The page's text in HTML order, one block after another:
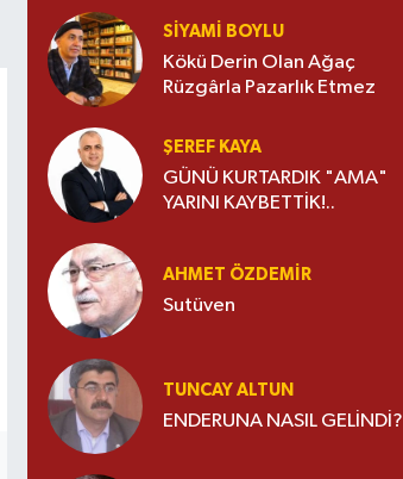
SIYAMI BOYLU
Kökü Derin Olan Ağaç
Rüzgârla Pazarlık Etmez
ŞEREF KAYA
GÜNÜ KURTARDIK "AMA"
YARINI KAYBETTİK!..
AHMET ÖZDEMIR
Sutüven
TUNCAY ALTUN
ENDERUNA NASIL GELİNDİ?